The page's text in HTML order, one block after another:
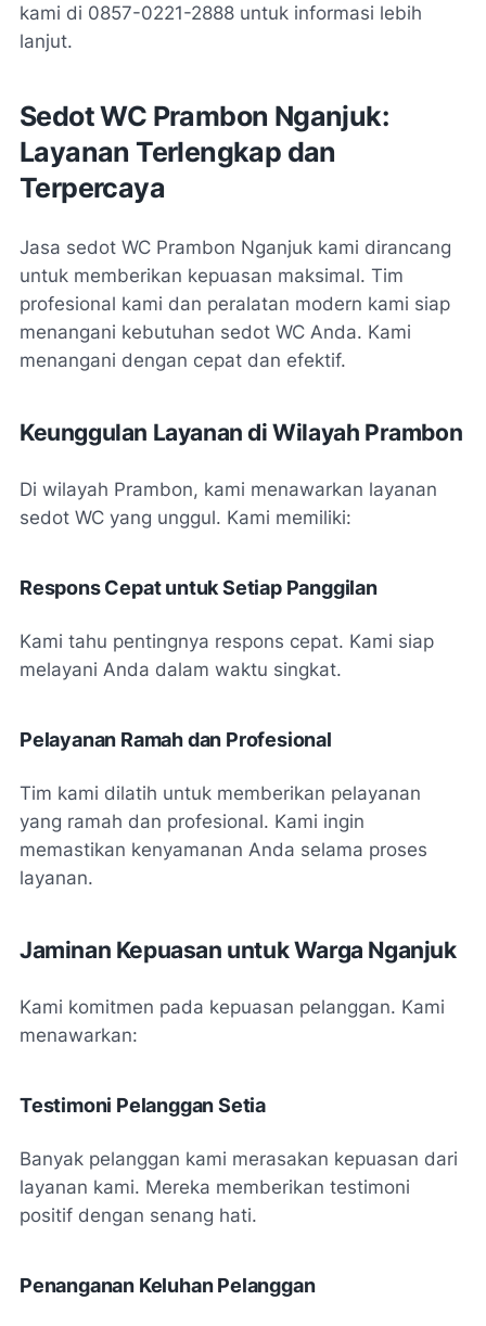
kami di 0857-0221-2888 untuk informasi lebih
lanjut.
Sedot WC Prambon Nganjuk:
Layanan Terlengkap dan
Terpercaya
Jasa sedot WC Prambon Nganjuk kami dirancang
untuk memberikan kepuasan maksimal. Tim
profesional kami dan peralatan modern kami siap
menangani kebutuhan sedot WC Anda. Kami
menangani dengan cepat dan efektif.
Keunggulan Layanan di Wilayah Prambon
Di wilayah Prambon, kami menawarkan layanan
sedot WC yang unggul. Kami memiliki:
Respons Cepat untuk Setiap Panggilan
Kami tahu pentingnya respons cepat. Kami siap
melayani Anda dalam waktu singkat.
Pelayanan Ramah dan Profesional
Tim kami dilatih untuk memberikan pelayanan
yang ramah dan profesional. Kami ingin
memastikan kenyamanan Anda selama proses
layanan.
Jaminan Kepuasan untuk Warga Nganjuk
Kami komitmen pada kepuasan pelanggan. Kami
menawarkan:
Testimoni Pelanggan Setia
Banyak pelanggan kami merasakan kepuasan dari
layanan kami. Mereka memberikan testimoni
positif dengan senang hati.
Penanganan Keluhan Pelanggan